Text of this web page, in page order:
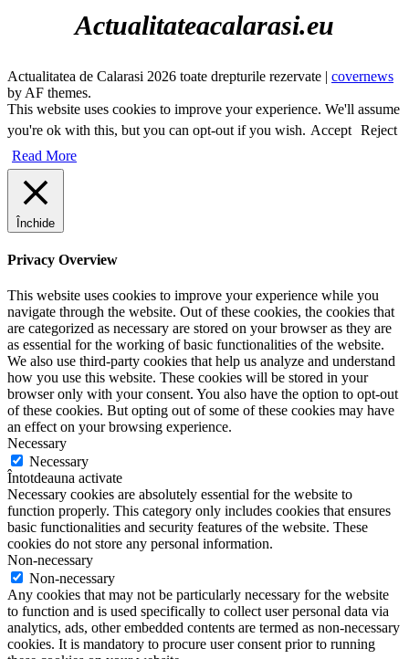
Actualitateacalarasi.eu
Actualitatea de Calarasi 2026 toate drepturile rezervate | covernews
by AF themes.
This website uses cookies to improve your experience. We'll assume
you're ok with this, but you can opt-out if you wish. Accept Reject
Read More
Închide
Privacy Overview
This website uses cookies to improve your experience while you
navigate through the website. Out of these cookies, the cookies that
are categorized as necessary are stored on your browser as they are
as essential for the working of basic functionalities of the website.
We also use third-party cookies that help us analyze and understand
how you use this website. These cookies will be stored in your
browser only with your consent. You also have the option to opt-out
of these cookies. But opting out of some of these cookies may have
an effect on your browsing experience.
Necessary
Necessary
Întotdeauna activate
Necessary cookies are absolutely essential for the website to
function properly. This category only includes cookies that ensures
basic functionalities and security features of the website. These
cookies do not store any personal information.
Non-necessary
Non-necessary
Any cookies that may not be particularly necessary for the website
to function and is used specifically to collect user personal data via
analytics, ads, other embedded contents are termed as non-necessary
cookies. It is mandatory to procure user consent prior to running